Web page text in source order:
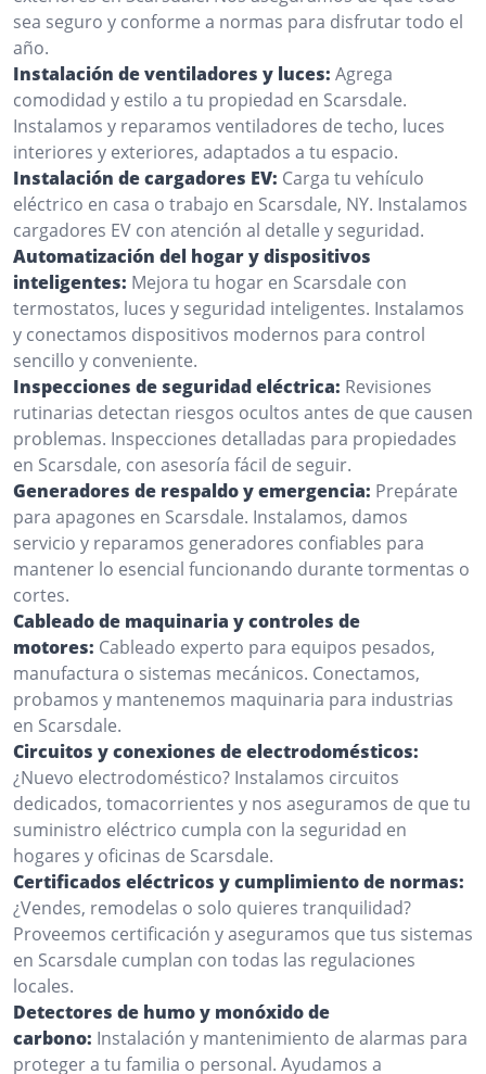
sea seguro y conforme a normas para disfrutar todo el
año.
Instalación de ventiladores y luces: Agrega
comodidad y estilo a tu propiedad en Scarsdale.
Instalamos y reparamos ventiladores de techo, luces
interiores y exteriores, adaptados a tu espacio.
Instalación de cargadores EV: Carga tu vehículo
eléctrico en casa o trabajo en Scarsdale, NY. Instalamos
cargadores EV con atención al detalle y seguridad.
Automatización del hogar y dispositivos
inteligentes: Mejora tu hogar en Scarsdale con
termostatos, luces y seguridad inteligentes. Instalamos
y conectamos dispositivos modernos para control
sencillo y conveniente.
Inspecciones de seguridad eléctrica: Revisiones
rutinarias detectan riesgos ocultos antes de que causen
problemas. Inspecciones detalladas para propiedades
en Scarsdale, con asesoría fácil de seguir.
Generadores de respaldo y emergencia: Prepárate
para apagones en Scarsdale. Instalamos, damos
servicio y reparamos generadores confiables para
mantener lo esencial funcionando durante tormentas o
cortes.
Cableado de maquinaria y controles de
motores: Cableado experto para equipos pesados,
manufactura o sistemas mecánicos. Conectamos,
probamos y mantenemos maquinaria para industrias
en Scarsdale.
Circuitos y conexiones de electrodomésticos:
¿Nuevo electrodoméstico? Instalamos circuitos
dedicados, tomacorrientes y nos aseguramos de que tu
suministro eléctrico cumpla con la seguridad en
hogares y oficinas de Scarsdale.
Certificados eléctricos y cumplimiento de normas:
¿Vendes, remodelas o solo quieres tranquilidad?
Proveemos certificación y aseguramos que tus sistemas
en Scarsdale cumplan con todas las regulaciones
locales.
Detectores de humo y monóxido de
carbono: Instalación y mantenimiento de alarmas para
proteger a tu familia o personal. Ayudamos a